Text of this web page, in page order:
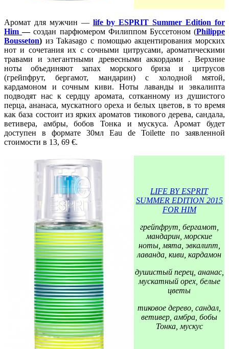
Аромат для мужчин — life by ESPRIT Summer Edition for
Him—создан парфюмером Филиппом Буссетоном (Philippe
Bousseton) из Takasago с помощью акцентирования морских
нот и сочетания их с сочными цитрусами, ароматическими
травами и элегантными древесными аккордами . Верхние
ноты объединяют запах морского бриза и цитрусов
(грейпфрут, бергамот, мандарин) с холодной мятой,
кардамоном и сочным киви. Ноты лаванды и эвкалипта
подводят нас к сердцу аромата, сотканному из душистого
перца, ананаса, мускатного ореха и белых цветов, в то время
как база состоит из ярких ароматов тикового дерева, сандала,
ветивера, амбры, бобов Тонка и мускуса. Аромат будет
доступен в формате 30мл Eau de Toilette по заявленной
стоимости в 13, 69 €.
LIFE BY ESPRIT
SUMMER EDITION 2015
FOR HIM
грейпфрут, бергамот,
мандарин, морские
ноты, мята, эвкалипт,
лаванда, киви, кардамон
душистый перец, ананас,
мускатный орех, белые
цветы
тиковое дерево, сандал,
ветивер, амбра, бобы
Тонка, мускус